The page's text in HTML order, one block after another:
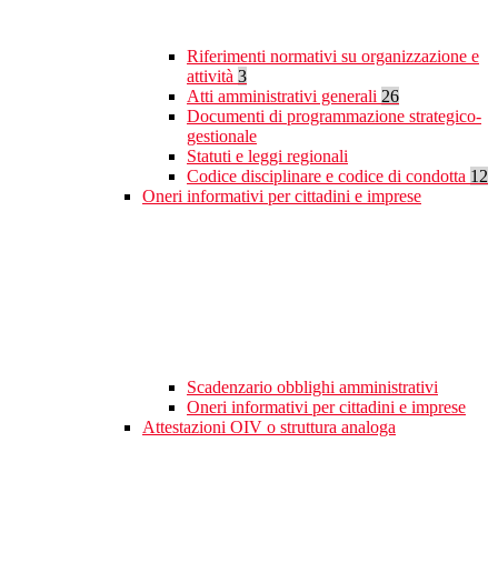
Riferimenti normativi su organizzazione e
attività 3
Atti amministrativi generali 26
Documenti di programmazione strategico-
gestionale
Statuti e leggi regionali
Codice disciplinare e codice di condotta 12
Oneri informativi per cittadini e imprese
Scadenzario obblighi amministrativi
Oneri informativi per cittadini e imprese
Attestazioni OIV o struttura analoga